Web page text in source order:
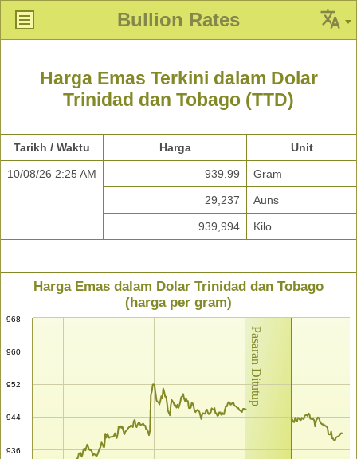
Bullion Rates
Harga Emas Terkini dalam Dolar
Trinidad dan Tobago (TTD)
Tarikh / Waktu Harga Unit
10/08/26 2:25 AM 939.99 Gram
29,237 Auns
939,994 Kilo
Pasaran Ditutup
Harga Emas dalam Dolar Trinidad dan Tobago
(harga per gram)
936
944
952
960
968